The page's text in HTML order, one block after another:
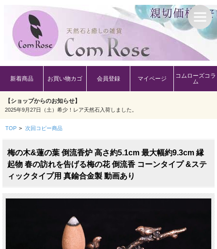
新着商品 お買い物カゴ 会員登録 マイページ
コムローズコラ
ム
【ショップからのお知らせ】
2025年9月27日（土）希少！レア天然石入荷しました。
TOP > 次回コピー商品
梅の木&蓮の葉 倒流香炉 高さ約5.1cm 最大幅約9.3cm 縁
起物 春の訪れを告げる梅の花 倒流香 コーンタイプ &ステ
ィックタイプ用 真鍮合金製 動画あり